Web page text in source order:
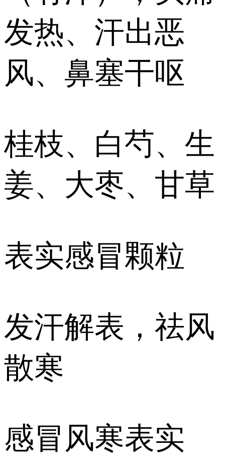
发热、汗出恶
风、鼻塞干呕
桂枝、白芍、生
姜、大枣、甘草
表实感冒颗粒
发汗解表，祛风
散寒
感冒风寒表实